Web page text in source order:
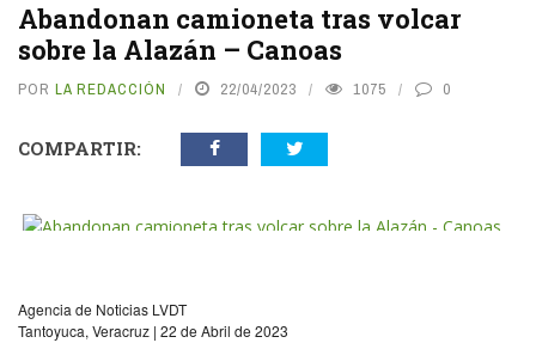
Abandonan camioneta tras volcar
sobre la Alazán – Canoas
POR LA REDACCIÓN 22/04/2023 1075 0
COMPARTIR:
Agencia de Noticias LVDT
Tantoyuca, Veracruz | 22 de Abril de 2023